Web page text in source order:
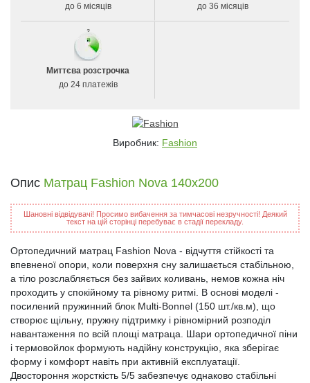
до 6 місяців
до 36 місяців
Миттєва розстрочка
до 24 платежів
Виробник: Fashion
Опис Матрац Fashion Nova 140x200
Шановні відвідувачі! Просимо вибачення за тимчасові незручності! Деякий
текст на цій сторінці перебуває в стадії перекладу.
Ортопедичний матрац Fashion Nova - відчуття стійкості та
впевненої опори, коли поверхня сну залишається стабільною,
а тіло розслабляється без зайвих коливань, немов кожна ніч
проходить у спокійному та рівному ритмі. В основі моделі -
посилений пружинний блок Multi-Bonnel (150 шт./кв.м), що
створює щільну, пружну підтримку і рівномірний розподіл
навантаження по всій площі матраца. Шари ортопедичної піни
і термовойлок формують надійну конструкцію, яка зберігає
форму і комфорт навіть при активній експлуатації.
Двостороння жорсткість 5/5 забезпечує однаково стабільні